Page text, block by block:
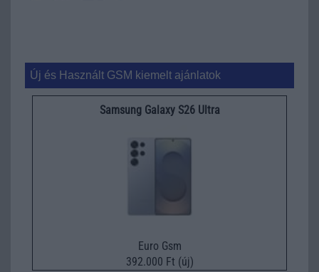
Új és Használt GSM kiemelt ajánlatok
Samsung Galaxy S26 Ultra
Euro Gsm
392.000 Ft (új)